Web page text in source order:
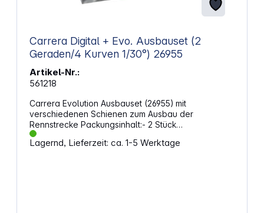
Carrera Digital + Evo. Ausbauset (2
Geraden/4 Kurven 1/30°) 26955
Artikel-Nr.:
561218
Carrera Evolution Ausbauset (26955) mit
verschiedenen Schienen zum Ausbau der
Rennstrecke Packungsinhalt:- 2 Stück
Standardgeraden- 4 Stück Kurven 1 / 30 Grad-
Bahnstückverriegelungen Dieses Zubehör passt
Lagernd, Lieferzeit: ca. 1-5 Werktage